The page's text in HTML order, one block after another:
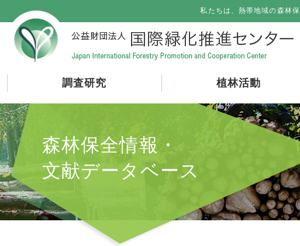
私たちは、熱帯地域の森林
調査研究 植林活動
森林保全情報・
文献データベース